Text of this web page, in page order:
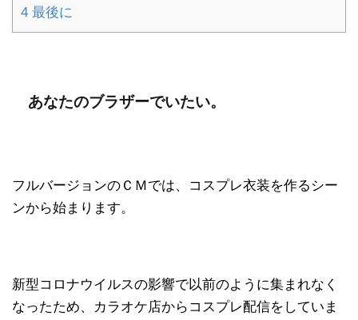
4 最後に
あなたのブラザーでいたい。
フルバージョンのＣＭでは、コスプレ衣装を作るシー
ンから始まります。
新型コロナウイルスの影響で以前のように集まれなく
なったため、カラオケ店からコスプレ配信をしていま